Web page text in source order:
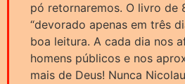
pó retornaremos. O livro de
“devorado apenas em três
boa leitura. A cada dia nos
homens públicos e nos
mais de Deus! Nunca